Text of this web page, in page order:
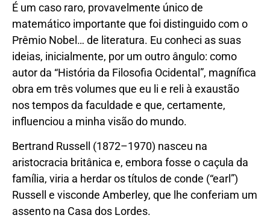
É um caso raro, provavelmente único de
matemático importante que foi distinguido com o
Prêmio Nobel… de literatura. Eu conheci as suas
ideias, inicialmente, por um outro ângulo: como
autor da “História da Filosofia Ocidental”, magnífica
obra em três volumes que eu li e reli à exaustão
nos tempos da faculdade e que, certamente,
influenciou a minha visão do mundo.
Bertrand Russell (1872–1970) nasceu na
aristocracia britânica e, embora fosse o caçula da
família, viria a herdar os títulos de conde (“earl”)
Russell e visconde Amberley, que lhe conferiam um
assento na Casa dos Lordes.